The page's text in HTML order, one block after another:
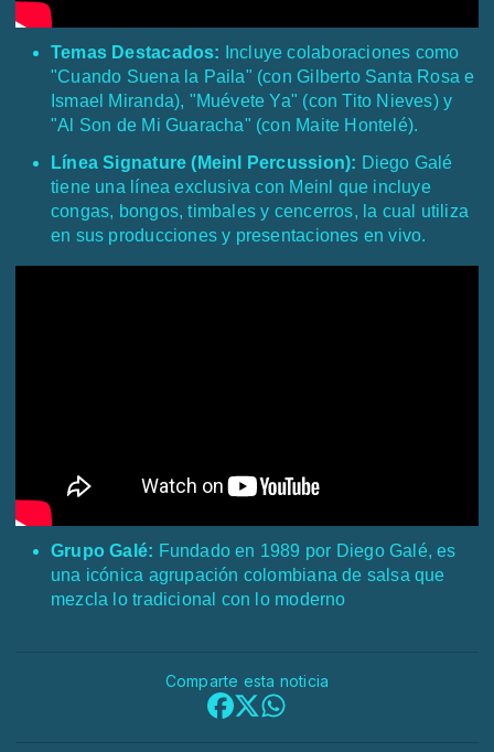
Temas Destacados: Incluye colaboraciones como
"Cuando Suena la Paila" (con Gilberto Santa Rosa e
Ismael Miranda), "Muévete Ya" (con Tito Nieves) y
"Al Son de Mi Guaracha" (con Maite Hontelé).
Línea Signature (Meinl Percussion): Diego Galé
tiene una línea exclusiva con Meinl que incluye
congas, bongos, timbales y cencerros, la cual utiliza
en sus producciones y presentaciones en vivo.
Grupo Galé: Fundado en 1989 por Diego Galé, es
una icónica agrupación colombiana de salsa que
mezcla lo tradicional con lo moderno
Comparte esta noticia